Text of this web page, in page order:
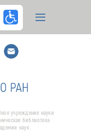
E-
mail
подписка
учреждение науки
библиотека
наук